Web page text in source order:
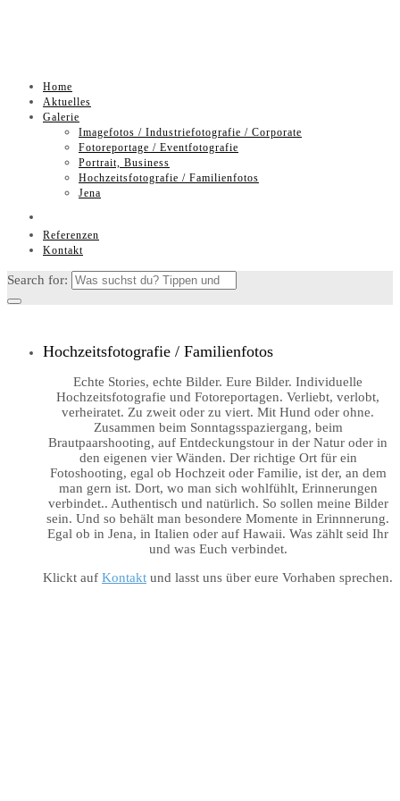
Skip
content
Home
Aktuelles
Galerie
Imagefotos / Industriefotografie / Corporate
Fotoreportage / Eventfotografie
Portrait, Business
Hochzeitsfotografie / Familienfotos
Jena
Referenzen
Kontakt
Search for:
Hochzeitsfotografie / Familienfotos
Echte Stories, echte Bilder. Eure Bilder. Individuelle
Hochzeitsfotografie und Fotoreportagen. Verliebt, verlobt,
verheiratet. Zu zweit oder zu viert. Mit Hund oder ohne.
Zusammen beim Sonntagsspaziergang, beim
Brautpaarshooting, auf Entdeckungstour in der Natur oder in
den eigenen vier Wänden. Der richtige Ort für ein
Fotoshooting, egal ob Hochzeit oder Familie, ist der, an dem
man gern ist. Dort, wo man sich wohlfühlt, Erinnerungen
verbindet.. Authentisch und natürlich. So sollen meine Bilder
sein. Und so behält man besondere Momente in Erinnnerung.
Egal ob in Jena, in Italien oder auf Hawaii. Was zählt seid Ihr
und was Euch verbindet.
Klickt auf Kontakt und lasst uns über eure Vorhaben sprechen.